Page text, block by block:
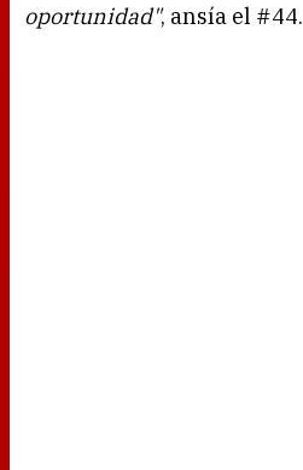
oportunidad", ansía el #44.